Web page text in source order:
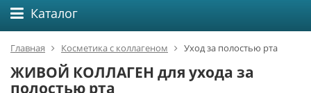
Каталог
Главная Косметика с коллагеном Уход за полостью рта
ЖИВОЙ КОЛЛАГЕН для ухода за
полостью рта